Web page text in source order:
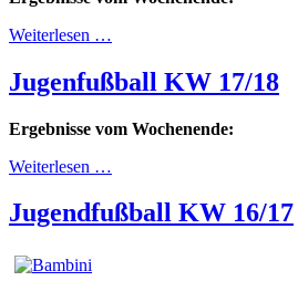
Weiterlesen …
Jugenfußball KW 17/18
Ergebnisse vom Wochenende:
Weiterlesen …
Jugendfußball KW 16/17